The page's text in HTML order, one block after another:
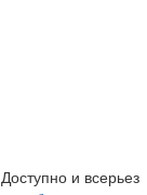
Доступно и всерьез